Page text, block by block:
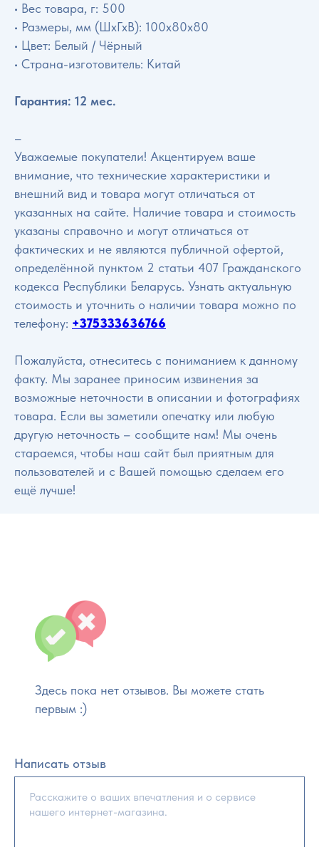
• Вес товара, г: 500
• Размеры, мм (ШхГхВ): 100х80х80
• Цвет: Белый / Чёрный
• Страна-изготовитель: Китай
Гарантия: 12 мес.
–
Уважаемые покупатели! Акцентируем ваше
внимание, что технические характеристики и
внешний вид и товара могут отличаться от
указанных на сайте. Наличие товара и стоимость
указаны справочно и могут отличаться от
фактических и не являются публичной офертой,
определённой пунктом 2 статьи 407 Гражданского
кодекса Республики Беларусь. Узнать актуальную
стоимость и уточнить о наличии товара можно по
телефону: +375333636766
Пожалуйста, отнеситесь с пониманием к данному
факту. Мы заранее приносим извинения за
возможные неточности в описании и фотографиях
товара. Если вы заметили опечатку или любую
другую неточность – сообщите нам! Мы очень
стараемся, чтобы наш сайт был приятным для
пользователей и с Вашей помощью сделаем его
ещё лучше!
Здесь пока нет отзывов. Вы можете стать
первым :)
Написать отзыв